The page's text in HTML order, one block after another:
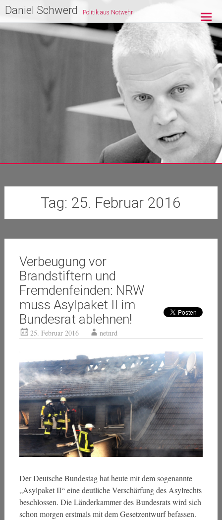
Zum
Inhalt
springen
Daniel Schwerd Politik aus Notwehr
Tag: 25. Februar 2016
Verbeugung vor
Brandstiftern und
Fremdenfeinden: NRW
muss Asylpaket II im
Bundesrat ablehnen!
25. Februar 2016 netnrd
Der Deutsche Bundestag hat heute mit dem sogenannte
„Asylpaket II“ eine deutliche Verschärfung des Asylrechts
beschlossen. Die Länderkammer des Bundesrats wird sich
schon morgen erstmals mit dem Gesetzentwurf befassen.